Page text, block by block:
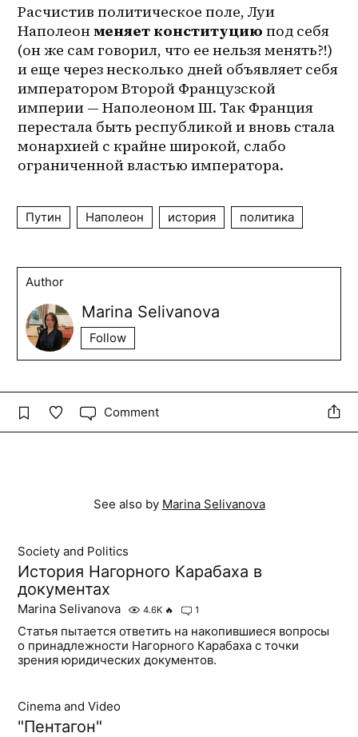
Расчистив политическое поле, Луи
Наполеон меняет конституцию под себя
(он же сам говорил, что ее нельзя менять?!)
и еще через несколько дней объявляет себя
императором Второй Французской
империи — Наполеоном III. Так Франция
перестала быть республикой и вновь стала
монархией с крайне широкой, слабо
ограниченной властью императора.
Путин Наполеон история политика
Author
Marina Selivanova
Follow
Comment
See also by Marina Selivanova
Society and Politics
История Нагорного Карабаха в
документах
Marina Selivanova 4.6K 🔥 1
Статья пытается ответить на накопившиеся вопросы
о принадлежности Нагорного Карабаха с точки
зрения юридических документов.
Cinema and Video
"Пентагон"